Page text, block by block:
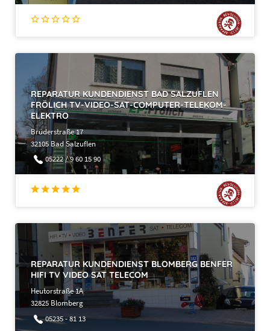
REPARATUR KUNDENDIENST BAD SALZUFLEN
FRÖLICH TV-VIDEO-SAT-COMPUTER-TELEKOM-
ELEKTRO
Brüderstraße 17
32105 Bad Salzuflen
05222 / 9 60 15 90
REPARATUR KUNDENDIENST BLOMBERG BENFER
HIFI TV VIDEO SAT TELECOM
Heutorstraße 1A
32825 Blomberg
05235 - 81 13